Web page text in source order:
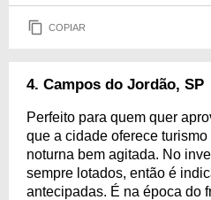
COPIAR
4. Campos do Jordão, SP
Perfeito para quem quer
que a cidade oferece
noturna bem agitada. No
sempre lotados, então é
antecipadas. É na época do